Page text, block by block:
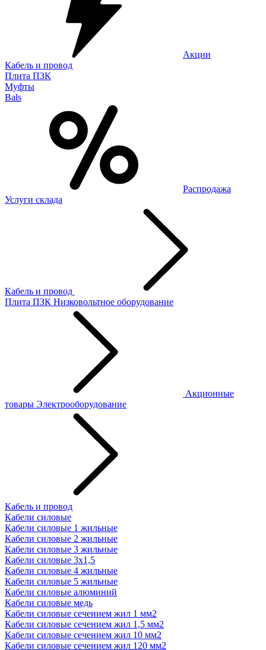
Акции
Кабель и провод
Плита ПЗК
Муфты
Bals
Распродажа
Услуги склада
Кабель и провод
Плита ПЗК Низковольтное оборудование
Акционные
товары Электрооборудование
Кабель и провод
Кабели силовые
Кабели силовые 1 жильные
Кабели силовые 2 жильные
Кабели силовые 3 жильные
Кабели силовые 3х1,5
Кабели силовые 4 жильные
Кабели силовые 5 жильные
Кабели силовые алюминий
Кабели силовые медь
Кабели силовые сечением жил 1 мм2
Кабели силовые сечением жил 1,5 мм2
Кабели силовые сечением жил 10 мм2
Кабели силовые сечением жил 120 мм2